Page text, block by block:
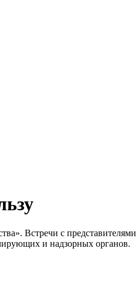
Встречи с
и надзорных органов.